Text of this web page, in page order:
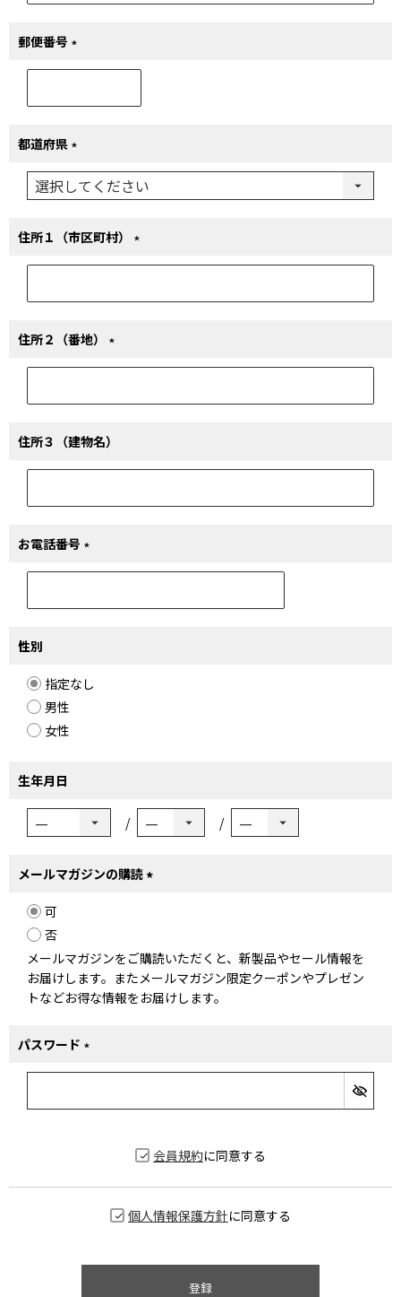
郵便番号
(必
都道府県
(必
須)
住所１（市区町村）
(必
住所２（番地）
(必
住所３（建物名）
お電話番号
(必
性別
指定なし
男性
女性
生年月日
メールマガジンの購読
可
否
メールマガジンをご購読いただくと、新製品やセール情報を
お届けします。またメールマガジン限定クーポンやプレゼン
トなどお得な情報をお届けします。
パスワード
(必
会員規約に同意する
個人情報保護方針に同意する
登録